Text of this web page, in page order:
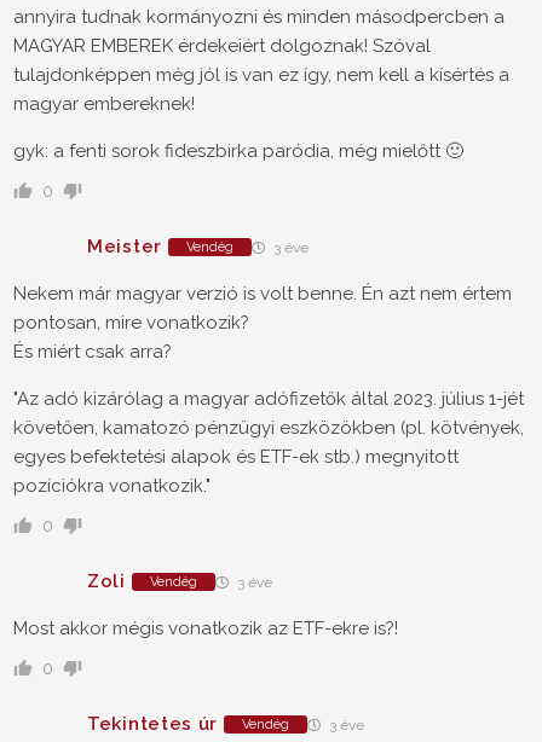
annyira tudnak kormányozni és minden másodpercben a
MAGYAR EMBEREK érdekeiért dolgoznak! Szóval
tulajdonképpen még jól is van ez így, nem kell a kísértés a
magyar embereknek!
gyk: a fenti sorok fideszbirka paródia, még mielőtt 🙂
0
Meister Vendég 3 éve
Nekem már magyar verzió is volt benne. Én azt nem értem
pontosan, mire vonatkozik?
És miért csak arra?
"Az adó kizárólag a magyar adófizetők által 2023. július 1-jét
követően, kamatozó pénzügyi eszközökben (pl. kötvények,
egyes befektetési alapok és ETF-ek stb.) megnyitott
pozíciókra vonatkozik."
0
Zoli Vendég 3 éve
Most akkor mégis vonatkozik az ETF-ekre is?!
0
Tekintetes úr Vendég 3 éve